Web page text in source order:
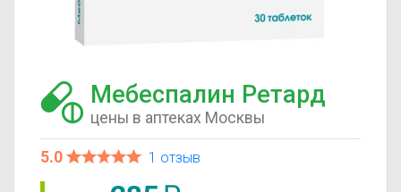
Мебеспалин Ретард
цены в аптеках Москвы
5.0 1 отзыв